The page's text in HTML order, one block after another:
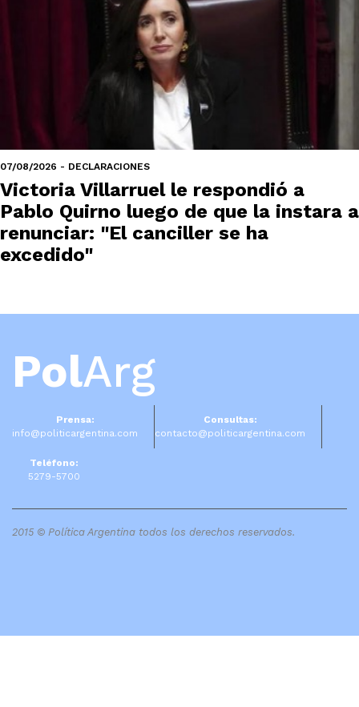
07/08/2026 - DECLARACIONES
Victoria Villarruel le respondió a
Pablo Quirno luego de que la instara a
renunciar: "El canciller se ha
excedido"
PolArg
Prensa:
info@politicargentina.com
Consultas:
contacto@politicargentina.com
Teléfono:
5279-5700
2015 © Política Argentina todos los derechos reservados.